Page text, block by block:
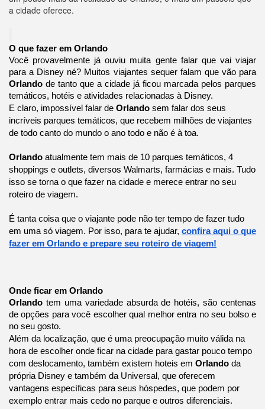
a cidade oferece.
O que fazer em Orlando
Você provavelmente já ouviu muita gente falar que vai viajar
para a Disney né? Muitos viajantes sequer falam que vão para
Orlando de tanto que a cidade já ficou marcada pelos parques
temáticos, hotéis e atividades relacionadas à Disney.
E claro, impossível falar de Orlando sem falar dos seus
incríveis parques temáticos, que recebem milhões de viajantes
de todo canto do mundo o ano todo e não é à toa.
Orlando atualmente tem mais de 10 parques temáticos, 4
shoppings e outlets, diversos Walmarts, farmácias e mais. Tudo
isso se torna o que fazer na cidade e merece entrar no seu
roteiro de viagem.
É tanta coisa que o viajante pode não ter tempo de fazer tudo
em uma só viagem. Por isso, para te ajudar, confira aqui o que
fazer em Orlando e prepare seu roteiro de viagem!
Onde ficar em Orlando
Orlando tem uma variedade absurda de hotéis, são centenas
de opções para você escolher qual melhor entra no seu bolso e
no seu gosto.
Além da localização, que é uma preocupação muito válida na
hora de escolher onde ficar na cidade para gastar pouco tempo
com deslocamento, também existem hoteis em Orlando da
própria Disney e também da Universal, que oferecem
vantagens específicas para seus hóspedes, que podem por
exemplo entrar mais cedo no parque e outros diferenciais.